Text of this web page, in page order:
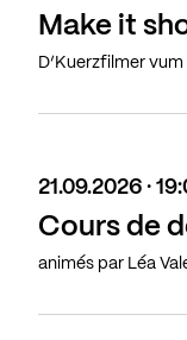
Make it
D’Kuerzfilmer
21.09.2026 ·
Cours de
animés par Léa